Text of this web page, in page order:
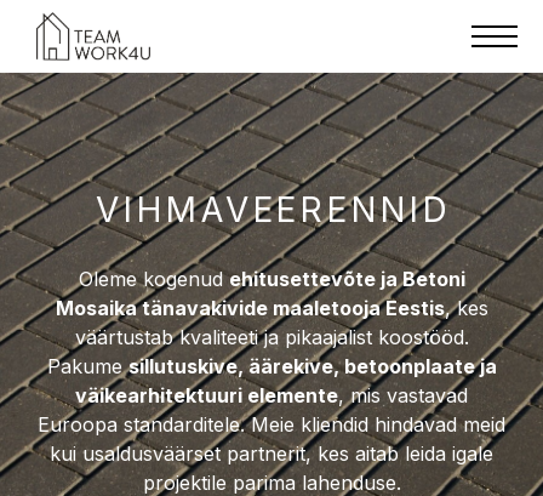
VIHMAVEERENNID
Oleme kogenudehitusettevõte ja Betoni
Mosaika tänavakivide maaletooja Eestis, kes
väärtustab kvaliteeti ja pikaajalist koostööd.
Pakumesillutuskive, äärekive, betoonplaate ja
väikearhitektuuri elemente, mis vastavad
Euroopa standarditele. Meie kliendid hindavad meid
kui usaldusväärset partnerit, kes aitab leida igale
projektile parima lahenduse.